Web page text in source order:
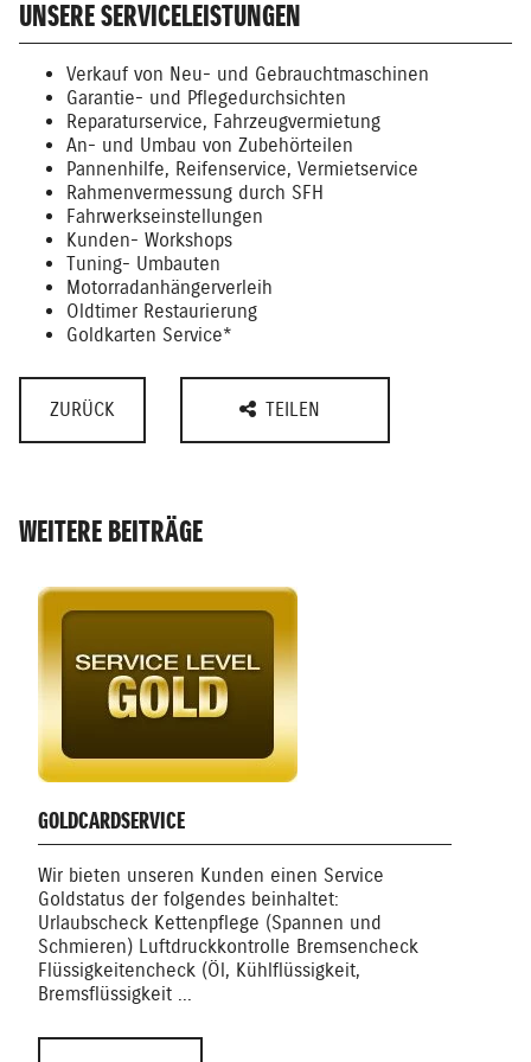
UNSERE SERVICELEISTUNGEN
Verkauf von Neu- und Gebrauchtmaschinen
Garantie- und Pflegedurchsichten
Reparaturservice, Fahrzeugvermietung
An- und Umbau von Zubehörteilen
Pannenhilfe, Reifenservice, Vermietservice
Rahmenvermessung durch SFH
Fahrwerkseinstellungen
Kunden- Workshops
Tuning- Umbauten
Motorradanhängerverleih
Oldtimer Restaurierung
Goldkarten Service*
ZURÜCK TEILEN
WEITERE BEITRÄGE
GOLDCARDSERVICE
Wir bieten unseren Kunden einen Service
Goldstatus der folgendes beinhaltet:
Urlaubscheck Kettenpflege (Spannen und
Schmieren) Luftdruckkontrolle Bremsencheck
Flüssigkeitencheck (Öl, Kühlflüssigkeit,
Bremsflüssigkeit ...